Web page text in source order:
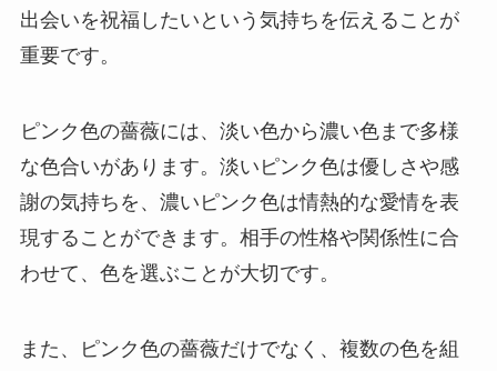
出会いを祝福したいという気持ちを伝えることが
重要です。
ピンク色の薔薇には、淡い色から濃い色まで多様
な色合いがあります。淡いピンク色は優しさや感
謝の気持ちを、濃いピンク色は情熱的な愛情を表
現することができます。相手の性格や関係性に合
わせて、色を選ぶことが大切です。
また、ピンク色の薔薇だけでなく、複数の色を組